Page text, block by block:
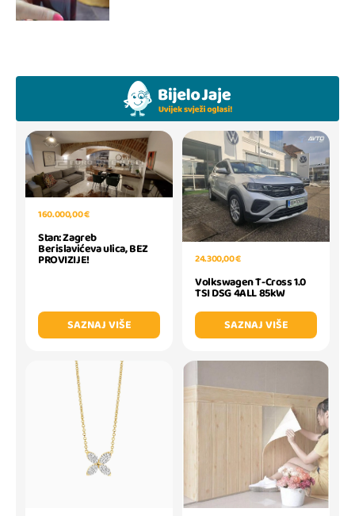
160.000,00 €
Stan: Zagreb
Berislavićeva ulica, BEZ
PROVIZIJE!
SAZNAJ VIŠE
24.300,00 €
Volkswagen T-Cross 1.0
TSI DSG 4ALL 85kW
SAZNAJ VIŠE